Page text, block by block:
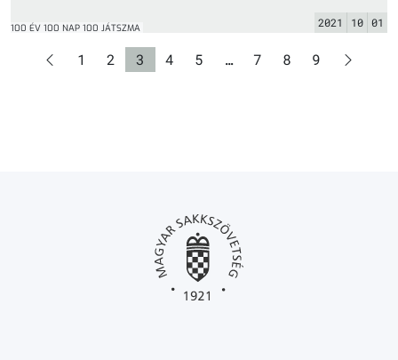
2021 10 01
100 ÉV 100 NAP 100 JÁTSZMA
Oldal
1 Oldal
2 Oldal
3 Oldal
4 Oldal
5 … Oldal
7 Oldal
8 Oldal
9